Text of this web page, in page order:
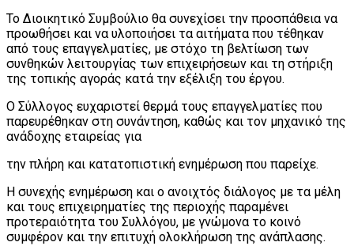
Το Διοικητικό Συμβούλιο θα συνεχίσει την προσπάθεια να
προωθήσει και να υλοποιήσει τα αιτήματα που τέθηκαν
από τους επαγγελματίες, με στόχο τη βελτίωση των
συνθηκών λειτουργίας των επιχειρήσεων και τη στήριξη
της τοπικής αγοράς κατά την εξέλιξη του έργου.
Ο Σύλλογος ευχαριστεί θερμά τους επαγγελματίες που
παρευρέθηκαν στη συνάντηση, καθώς και τον μηχανικό της
ανάδοχης εταιρείας για
την πλήρη και κατατοπιστική ενημέρωση που παρείχε.
Η συνεχής ενημέρωση και ο ανοιχτός διάλογος με τα μέλη
και τους επιχειρηματίες της περιοχής παραμένει
προτεραιότητα του Συλλόγου, με γνώμονα το κοινό
συμφέρον και την επιτυχή ολοκλήρωση της ανάπλασης.